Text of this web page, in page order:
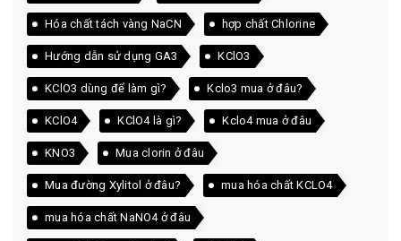
Hóa chất tách vàng NaCN hợp chất Chlorine
Hướng dẫn sử dụng GA3 KClO3
KClO3 dùng để làm gì? Kclo3 mua ở đâu?
KClO4 KClO4 là gì? Kclo4 mua ở đâu
KNO3 Mua clorin ở đâu
Mua đường Xylitol ở đâu? mua hóa chất KCLO4
mua hóa chất NaNO4 ở đâu